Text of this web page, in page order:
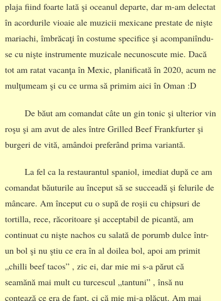
plaja fiind foarte lată şi oceanul departe, dar m-am delectat
în acordurile vioaie ale muzicii mexicane prestate de nişte
mariachi, îmbrăcaţi în costume specifice şi acompaniîndu-
se cu nişte instrumente muzicale necunoscute mie. Dacă
tot am ratat vacanţa în Mexic, planificată în 2020, acum ne
mulţumeam şi cu ce urma să primim aici în Oman :D
De băut am comandat câte un gin tonic şi ulterior vin
roşu şi am avut de ales între Grilled Beef Frankfurter şi
burgeri de vită, amândoi preferând prima variantă.
La fel ca la restaurantul spaniol, imediat după ce am
comandat băuturile au început să se succeadă şi felurile de
mâncare. Am început cu o supă de roşii cu chipsuri de
tortilla, rece, răcoritoare şi acceptabil de picantă, am
continuat cu nişte nachos cu salată de porumb dulce într-
un bol şi nu ştiu ce era în al doilea bol, apoi am primit
„chilli beef tacos” , zic ei, dar mie mi s-a părut că
seamănă mai mult cu turcescul „tantuni” , însă nu
contează ce era de fapt, ci că mie mi-a plăcut. Am mai